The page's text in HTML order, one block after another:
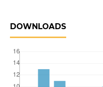
DOWNLOADS